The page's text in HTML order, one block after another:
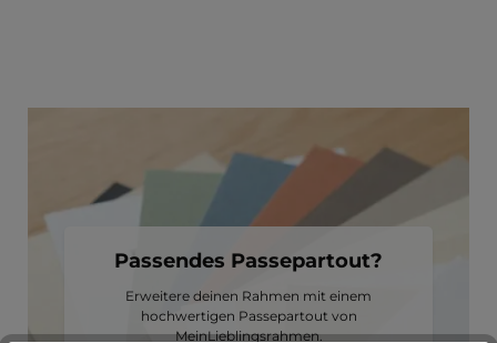
Passendes Passepartout?
Erweitere deinen Rahmen mit einem
hochwertigen Passepartout von
MeinLieblingsrahmen.